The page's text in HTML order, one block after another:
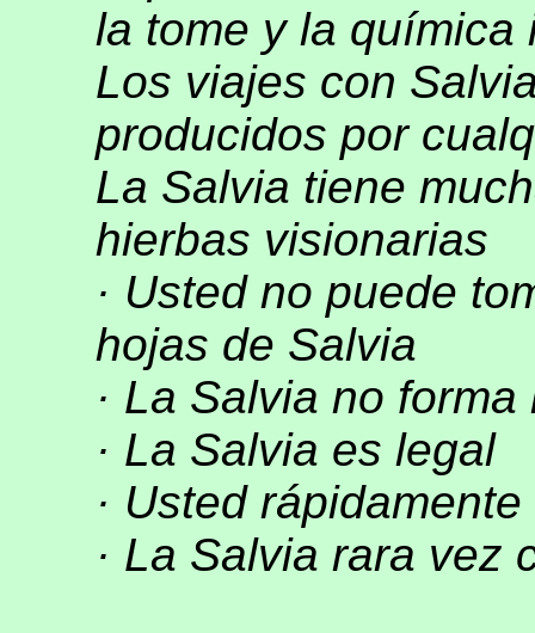
la tome y la química
Los viajes con
producidos por
La Salvia tiene
hierbas visionarias
· Usted no puede
hojas de Salvia
· La Salvia no forma
· La Salvia es legal
· Usted
· La Salvia rara vez